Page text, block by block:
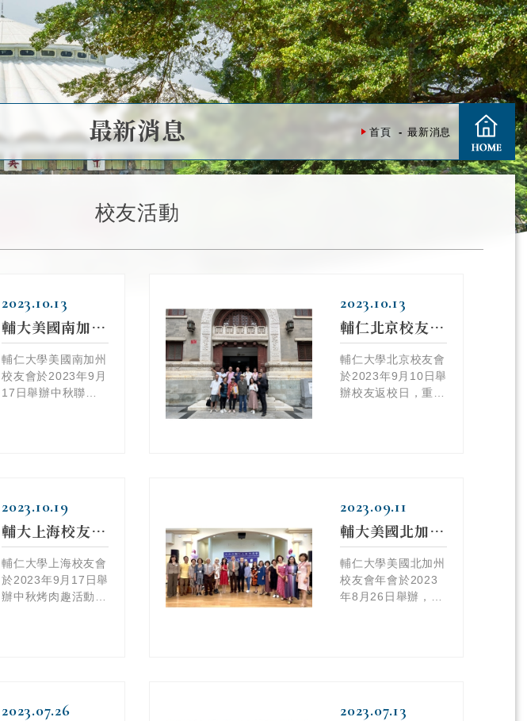
首頁 最新消息
最新消息
校友活動
2023.10.13
輔大美國南加校友會聯歡 中秋佳節熱鬧慶團圓
輔仁大學美國南加州
校友會於2023年9月
17日舉辦中秋聯歡
2023.10.13
輔仁北京校友會返校日 校友重遊舊校址再聚首
輔仁大學北京校友會
於2023年9月10日舉
辦校友返校日，重遊
2023.10.19
輔大上海校友會中秋烤肉趣
輔仁大學上海校友會
於2023年9月17日舉
辦中秋烤肉趣活動，
2023.09.11
輔大美國北加校友會年會 逾百名校友齊聚同歡
輔仁大學美國北加州
校友會年會於2023
年8月26日舉辦，逾
2023.07.26 2023.07.13